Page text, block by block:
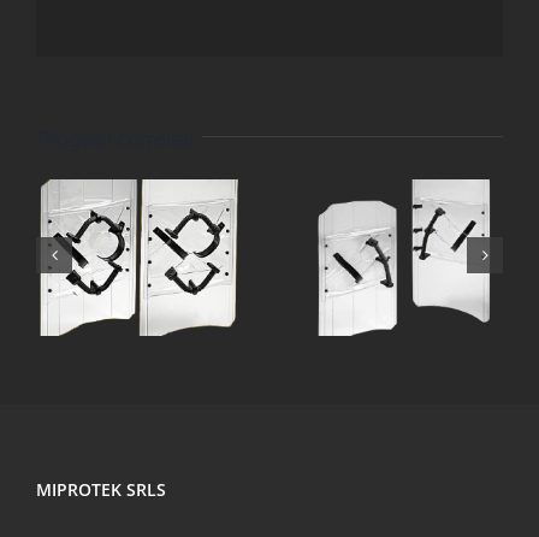
SCUDO
AS-
60/ASR-
60
SCUDO
ASU-
60/ASRU-
60
MIPROTEK SRLS